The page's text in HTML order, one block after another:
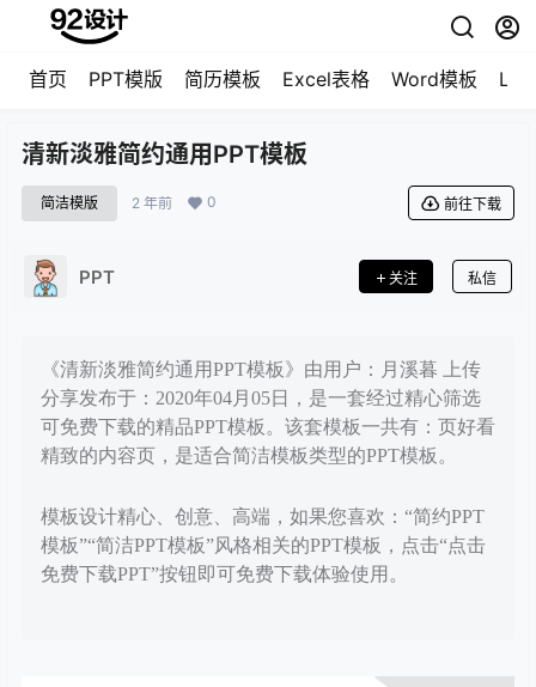
首页 PPT模版 简历模板 Excel表格 Word模板
清新淡雅简约通用PPT模板
简洁模版 2 年前 0 前往下载
PPT 关注 私信
《清新淡雅简约通用PPT模板》由用户：月溪暮 上传
分享发布于：2020年04月05日，是一套经过精心筛选
可免费下载的精品PPT模板。该套模板一共有：页好看
精致的内容页，是适合简洁模板类型的PPT模板。
模板设计精心、创意、高端，如果您喜欢：“简约PPT
模板”“简洁PPT模板”风格相关的PPT模板，点击“点击
免费下载PPT”按钮即可免费下载体验使用。